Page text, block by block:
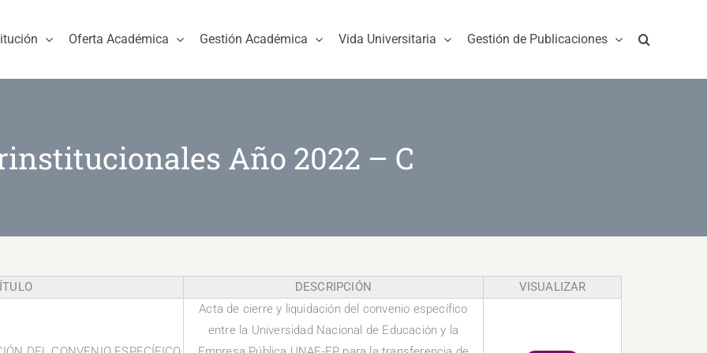
Oferta Académica Gestión Académica Vida Universitaria Gestión de Publicaciones
Año 2022 – C
DESCRIPCIÓN VISUALIZAR
Acta de cierre y liquidación del convenio específico
entre la Universidad Nacional de Educación y la